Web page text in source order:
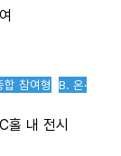
합 참여형 B. 온·
내 전시